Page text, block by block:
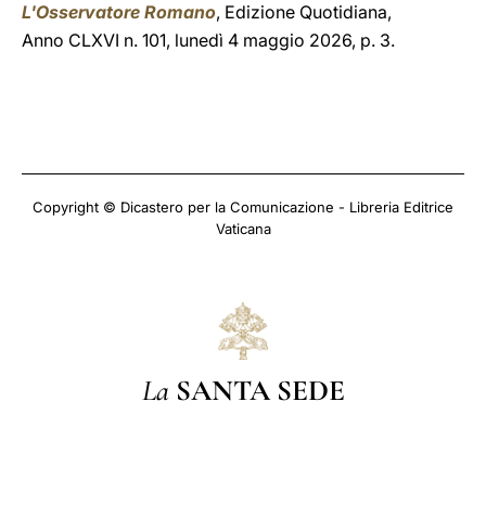
L'Osservatore Romano, Edizione Quotidiana,
Anno CLXVI n. 101, lunedì 4 maggio 2026, p. 3.
Copyright © Dicastero per la Comunicazione - Libreria Editrice
Vaticana
La SANTA SEDE